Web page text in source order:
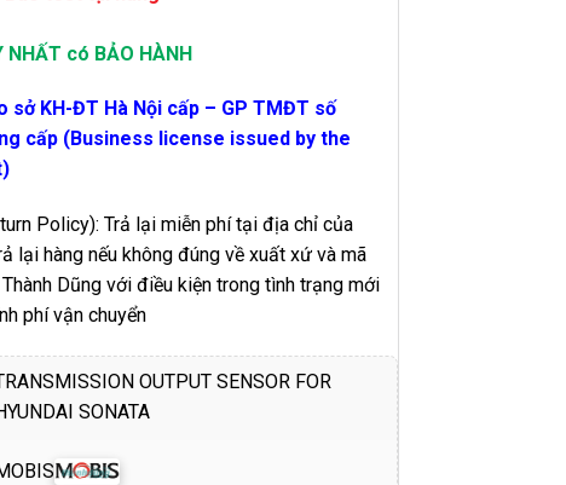
có BẢO HÀNH
sở KH-ĐT Hà Nội cấp – GP TMĐT số
cấp (Business license issued by the
Policy): Trả lại miễn phí tại địa chỉ của
lại hàng nếu không đúng về xuất xứ và mã
Dũng với điều kiện trong tình trạng mới
phí vận chuyển
OUTPUT SENSOR FOR
SONATA